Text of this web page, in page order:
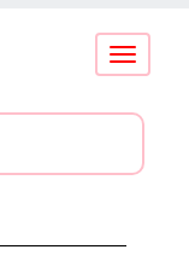
Conmutar